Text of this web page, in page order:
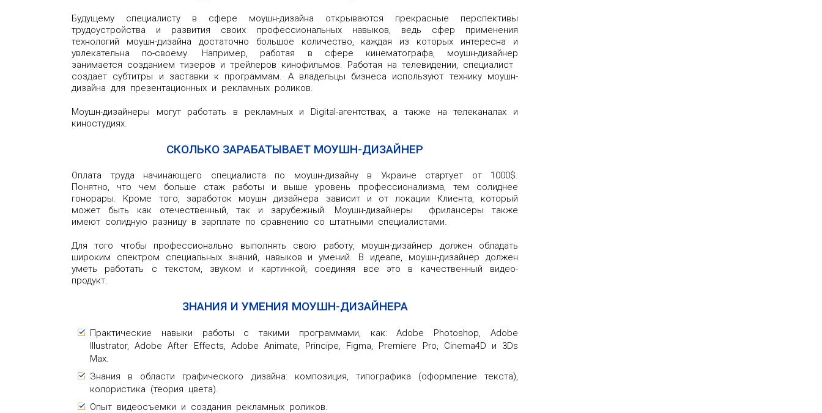
Будущему специалисту в сфере моушн-дизайна открываются прекрасные перспективы
трудоустройства и развития своих профессиональных навыков, ведь сфер применения
технологий моушн-дизайна достаточно большое количество, каждая из которых интересна и
увлекательна по-своему. Например, работая в сфере кинематографа, моушн-дизайнер
занимается созданием тизеров и трейлеров кинофильмов. Работая на телевидении, специалист
создает субтитры и заставки к программам. А владельцы бизнеса используют технику моушн-
дизайна для презентационных и рекламных роликов.
Моушн-дизайнеры могут работать в рекламных и Digital-агентствах, а также на телеканалах и
киностудиях.
СКОЛЬКО ЗАРАБАТЫВАЕТ МОУШН-ДИЗАЙНЕР
Оплата труда начинающего специалиста по моушн-дизайну в Украине стартует от 1000$.
Понятно, что чем больше стаж работы и выше уровень профессионализма, тем солиднее
гонорары. Кроме того, заработок моушн дизайнера зависит и от локации Клиента, который
может быть как отечественный, так и зарубежный. Моушн-дизайнеры фрилансеры также
имеют солидную разницу в зарплате по сравнению со штатными специалистами.
Для того чтобы профессионально выполнять свою работу, моушн-дизайнер должен обладать
широким спектром специальных знаний, навыков и умений. В идеале, моушн-дизайнер должен
уметь работать с текстом, звуком и картинкой, соединяя все это в качественный видео-
продукт.
ЗНАНИЯ И УМЕНИЯ МОУШН-ДИЗАЙНЕРА
Практические навыки работы с такими программами, как: Adobe Photoshop, Adobe
Illustrator, Adobe After Effects, Adobe Animate, Principe, Figma, Premiere Pro, Cinema4D и 3Ds
Max.
Знания в области графического дизайна: композиция, типографика (оформление текста),
колористика (теория цвета).
Опыт видеосъемки и создания рекламных роликов.